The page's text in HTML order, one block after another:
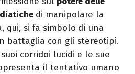
di manipolare la
qui, si fa simbolo di una
battaglia con gli stereotipi.
corridoi lucidi e le sue
il tentativo umano